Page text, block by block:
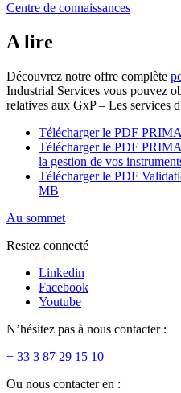
Centre de connaissances
A lire
Découvrez notre offre complète
Industrial Services vous pouvez
relatives aux GxP – Les services
Télécharger le PDF
Télécharger le PDF
la gestion de vos
Télécharger le PDF
MB
Au sommet
Restez connecté
Linkedin
Facebook
Youtube
N’hésitez pas à nous contacter :
+ 33 3 87 29 15 10
Ou nous contacter en :